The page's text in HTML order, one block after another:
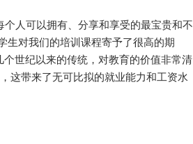
人可以拥有、分享和享受的最宝贵和不
生对我们的培训课程寄予了很高的期
世纪以来的传统，对教育的价值非常清
这带来了无可比拟的就业能力和工资水